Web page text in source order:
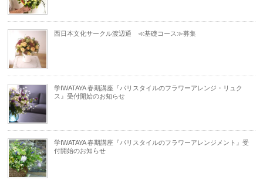
西日本文化サークル渡辺通 ≪基礎コース≫募集
学IWATAYA 春期講座『パリスタイルのフラワーアレンジ・リュク
ス』受付開始のお知らせ
学IWATAYA 春期講座『パリスタイルのフラワーアレンジメント』受
付開始のお知らせ